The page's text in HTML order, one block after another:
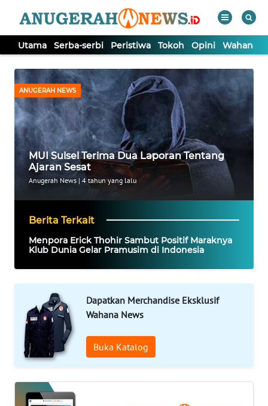
Utama Serba-serbi Peristiwa Tokoh Opini Wahana
ANUGERAH NEWS
MUI Sulsel Terima Dua Laporan Tentang
Ajaran Sesat
Anugerah News | 4 tahun yang lalu
Berita Terkait
Menpora Erick Thohir Sambut Positif Maraknya
Klub Dunia Gelar Pramusim di Indonesia
Dapatkan Merchandise Eksklusif
Wahana News
Buka Katalog
Tutup
UTAMA
SERBA-
SERBI
WAHANA
INFRASTRUKTUR
WAHANA
TANI
WAHANA